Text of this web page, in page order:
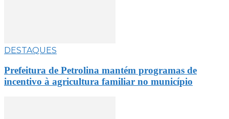
DESTAQUES
Prefeitura de Petrolina mantém programas de
incentivo à agricultura familiar no município